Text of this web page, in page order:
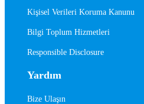
Kişisel Verileri Koruma Kanunu
Bilgi Toplum Hizmetleri
Responsible Disclosure
Yardım
Bize Ulaşın